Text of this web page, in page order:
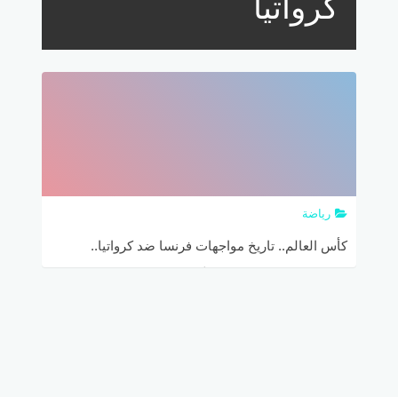
كرواتيا
رياضة
كأس العالم.. تاريخ مواجهات فرنسا ضد كرواتيا..